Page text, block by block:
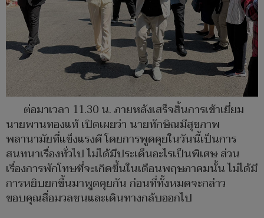
ต่อมาเวลา 11.30 น. ภายหลังเสร็จสิ้นการเข้าเยี่ยม
นายพานทองแท้ เปิดเผยว่า นายทักษิณมีสุขภาพ
พลานามัยที่แข็งแรงดี โดยการพูดคุยในวันนี้เป็นการ
สนทนาเรื่องทั่วไป ไม่ได้มีประเด็นอะไรเป็นพิเศษ ส่วน
เรื่องการพักโทษที่จะเกิดขึ้นในเดือนพฤษภาคมนั้น ไม่ได้มี
การหยิบยกขึ้นมาพูดคุยกัน ก่อนที่ทั้งหมดจะกล่าว
ขอบคุณสื่อมวลชนและเดินทางกลับออกไป